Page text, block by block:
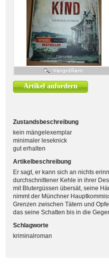
Artikel anfordern
Zustandsbeschreibung
kein mängelexemplar
minimaler leseknick
gut erhalten
Artikelbeschreibung
Er sagt, er kann sich an nichts
durchschnittener Kehle in ihrer
mit Blutergüssen übersät, seine
nimmt der Münchner
Grenzen zwischen Tätern und
das seine Schatten bis in die
Schlagworte
kriminalroman